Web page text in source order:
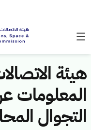
هيئة
المعلومات
التجوال